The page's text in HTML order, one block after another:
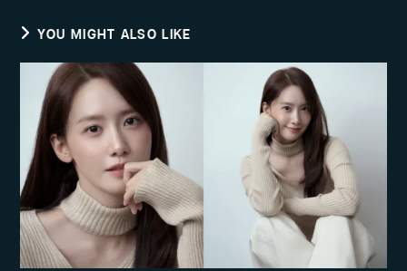
YOU MIGHT ALSO LIKE